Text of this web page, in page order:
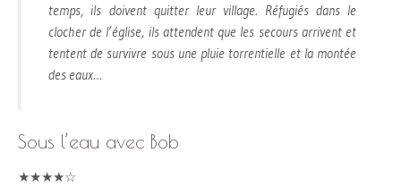
temps, ils doivent quitter leur village. Réfugiés dans le
clocher de l’église, ils attendent que les secours arrivent et
tentent de survivre sous une pluie torrentielle et la montée
des eaux…
Sous l’eau avec Bob
★★★★☆